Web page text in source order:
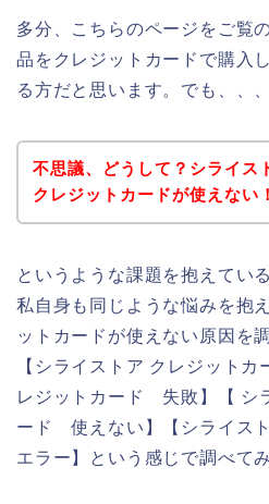
多分、こちらのページをご覧
品をクレジットカードで購入
る方だと思います。でも、、、
不思議、どうして？シライス
クレジットカードが使えない
というような課題を抱えてい
私自身も同じような悩みを抱
ットカードが使えない原因を
【シライストア クレジット
レジットカード 失敗】【 シ
ード 使えない】【シライス
エラー】という感じで調べて